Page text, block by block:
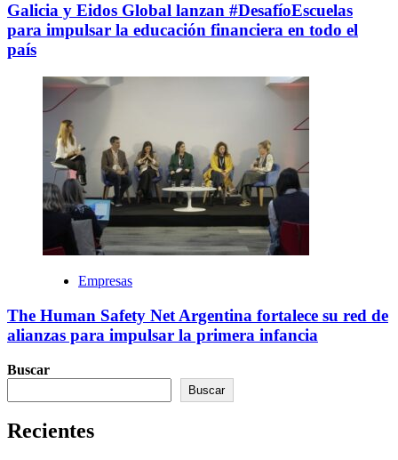
Galicia y Eidos Global lanzan #DesafíoEscuelas
para impulsar la educación financiera en todo el
país
Empresas
The Human Safety Net Argentina fortalece su red de
alianzas para impulsar la primera infancia
Buscar
Buscar
Recientes